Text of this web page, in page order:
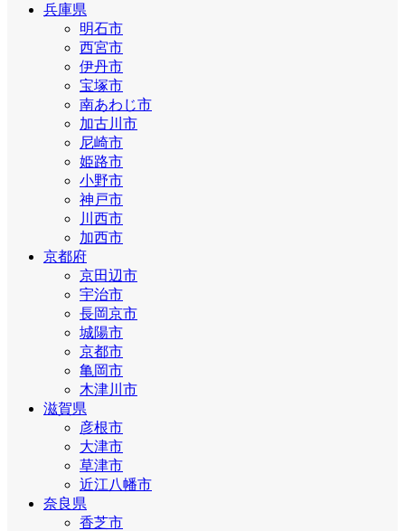
兵庫県
明石市
西宮市
伊丹市
宝塚市
南あわじ市
加古川市
尼崎市
姫路市
小野市
神戸市
川西市
加西市
京都府
京田辺市
宇治市
長岡京市
城陽市
京都市
亀岡市
木津川市
滋賀県
彦根市
大津市
草津市
近江八幡市
奈良県
香芝市